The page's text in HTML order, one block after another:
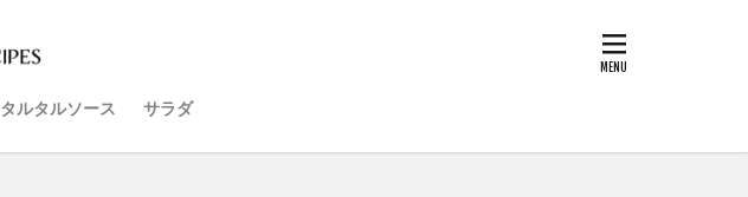
タルタルソース サラダ